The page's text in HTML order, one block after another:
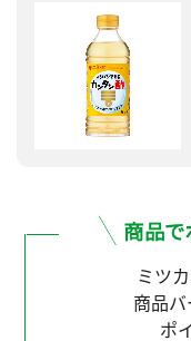
ミツ
商品
ポ